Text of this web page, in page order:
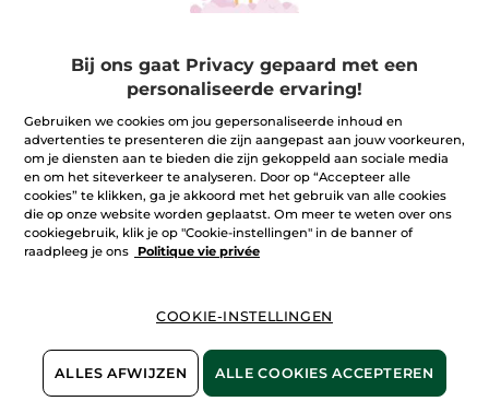
FILTEREN
Voel je op en top vrouw met een eau de parfum van SO
ELIXIR
Speciaal voor vrouwen die houden van een sensuele,
bergamot en een absolue van sambac-jasmijn geeft de gele
flacon je een frisse maar intense, stralende geur. Deze variant
De So Elixir Purple eau de parfum is dan weer de perfecte
keuze voor wie een iets meer uitgesproken geur zoekt. Hier
wordt de geur van patchouli vervlochten met geurnoten van
TOON MEER
Bij ons gaat Privacy gepaard met een
personaliseerde ervaring!
Gebruiken we cookies om jou gepersonaliseerde inhoud en
advertenties te presenteren die zijn aangepast aan jouw voorkeuren,
om je diensten aan te bieden die zijn gekoppeld aan sociale media
en om het siteverkeer te analyseren. Door op “Accepteer alle
cookies” te klikken, ga je akkoord met het gebruik van alle cookies
die op onze website worden geplaatst. Om meer te weten over ons
cookiegebruik, klik je op "Cookie-instellingen" in de banner of
raadpleeg je ons
Politique vie privée
COOKIE-INSTELLINGEN
ALLES AFWIJZEN ALLE COOKIES ACCEPTEREN